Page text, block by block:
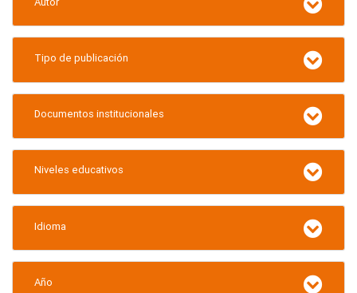
Tipo de publicación
Documentos institucionales
Niveles educativos
Idioma
Año